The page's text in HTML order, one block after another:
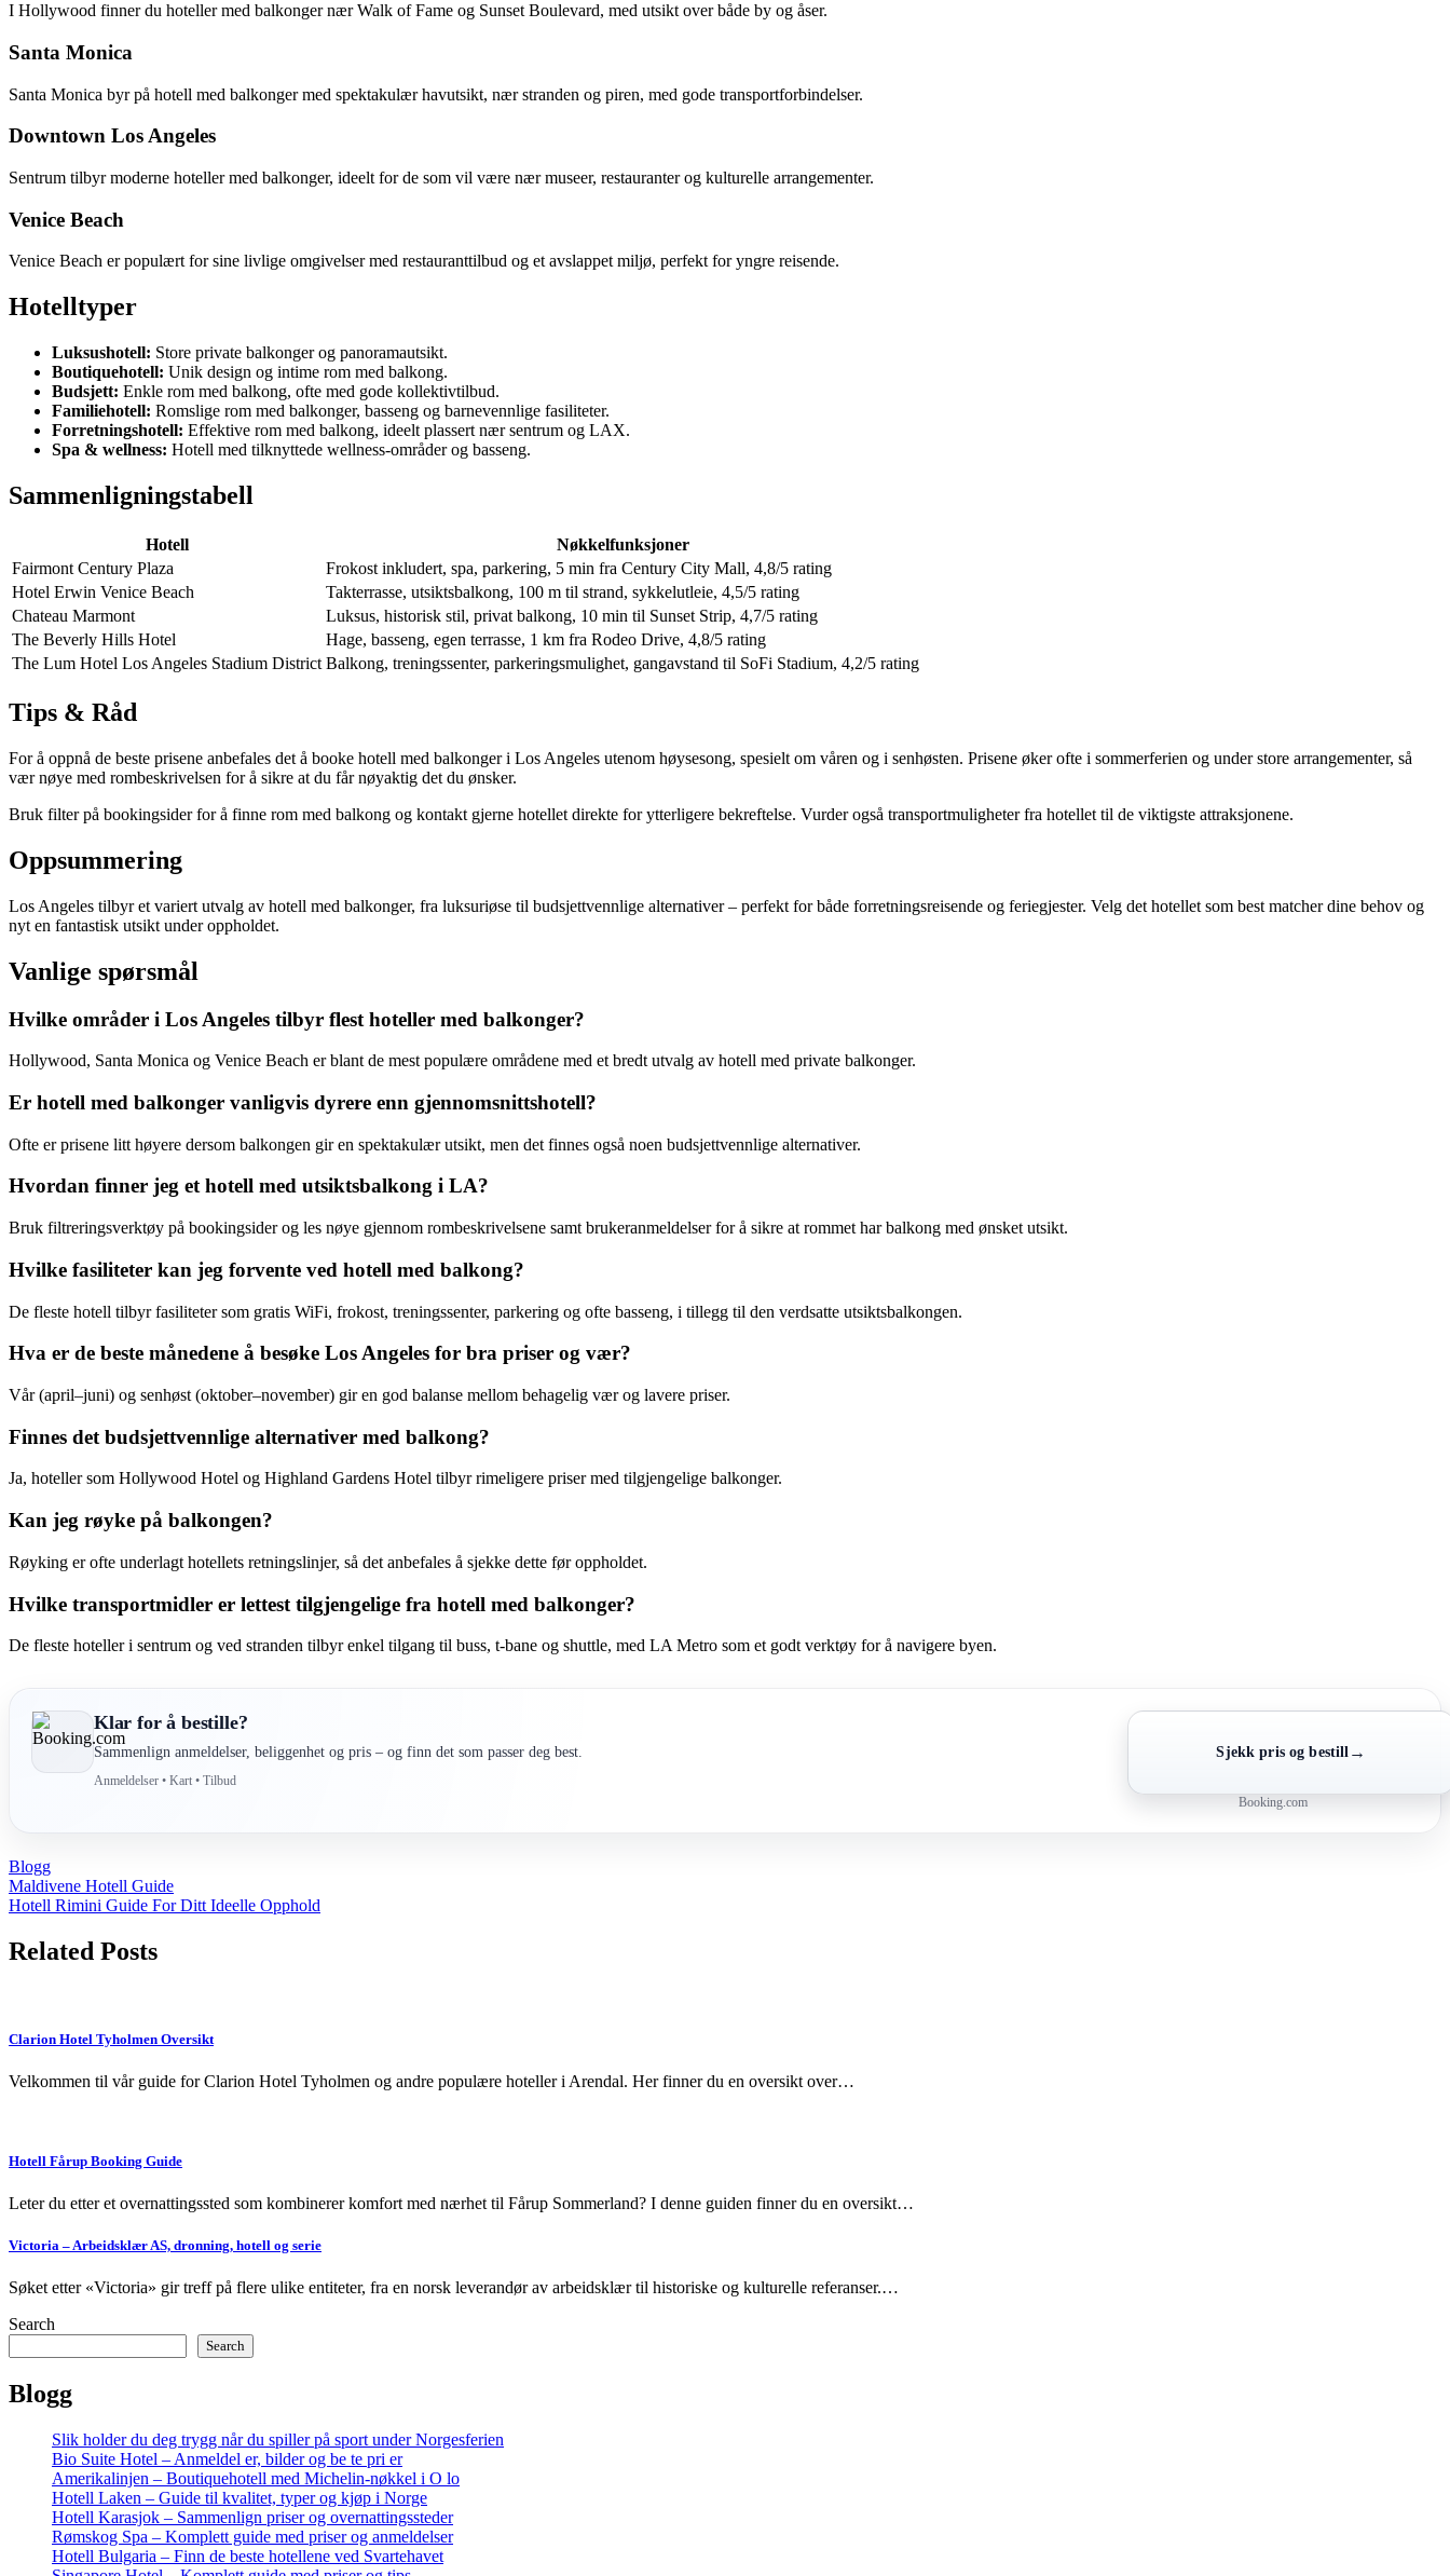
I Hollywood finner du hoteller med balkonger nær Walk of Fame og Sunset Boulevard, med utsikt over både by og åser.
Santa Monica
Santa Monica byr på hotell med balkonger med spektakulær havutsikt, nær stranden og piren, med gode transportforbindelser.
Downtown Los Angeles
Sentrum tilbyr moderne hoteller med balkonger, ideelt for de som vil være nær museer, restauranter og kulturelle arrangementer.
Venice Beach
Venice Beach er populært for sine livlige omgivelser med restauranttilbud og et avslappet miljø, perfekt for yngre reisende.
Hotelltyper
Luksushotell: Store private balkonger og panoramautsikt.
Boutiquehotell: Unik design og intime rom med balkong.
Budsjett: Enkle rom med balkong, ofte med gode kollektivtilbud.
Familiehotell: Romslige rom med balkonger, basseng og barnevennlige fasiliteter.
Forretningshotell: Effektive rom med balkong, ideelt plassert nær sentrum og LAX.
Spa & wellness: Hotell med tilknyttede wellness-områder og basseng.
Sammenligningstabell
Hotell
Nøkkelfunksjoner
Fairmont Century Plaza
Frokost inkludert, spa, parkering, 5 min fra Century City Mall, 4,8/5 rating
Hotel Erwin Venice Beach
Takterrasse, utsiktsbalkong, 100 m til strand, sykkelutleie, 4,5/5 rating
Chateau Marmont
Luksus, historisk stil, privat balkong, 10 min til Sunset Strip, 4,7/5 rating
The Beverly Hills Hotel
Hage, basseng, egen terrasse, 1 km fra Rodeo Drive, 4,8/5 rating
The Lum Hotel Los Angeles Stadium District Balkong, treningssenter, parkeringsmulighet, gangavstand til SoFi Stadium, 4,2/5 rating
Tips & Råd
For å oppnå de beste prisene anbefales det å booke hotell med balkonger i Los Angeles utenom høysesong, spesielt om våren og i senhøsten. Prisene øker ofte i sommerferien og under store arrangementer, så
vær nøye med rombeskrivelsen for å sikre at du får nøyaktig det du ønsker.
Bruk filter på bookingsider for å finne rom med balkong og kontakt gjerne hotellet direkte for ytterligere bekreftelse. Vurder også transportmuligheter fra hotellet til de viktigste attraksjonene.
Oppsummering
Los Angeles tilbyr et variert utvalg av hotell med balkonger, fra luksuriøse til budsjettvennlige alternativer – perfekt for både forretningsreisende og feriegjester. Velg det hotellet som best matcher dine behov og
nyt en fantastisk utsikt under oppholdet.
Vanlige spørsmål
Hvilke områder i Los Angeles tilbyr flest hoteller med balkonger?
Hollywood, Santa Monica og Venice Beach er blant de mest populære områdene med et bredt utvalg av hotell med private balkonger.
Er hotell med balkonger vanligvis dyrere enn gjennomsnittshotell?
Ofte er prisene litt høyere dersom balkongen gir en spektakulær utsikt, men det finnes også noen budsjettvennlige alternativer.
Hvordan finner jeg et hotell med utsiktsbalkong i LA?
Bruk filtreringsverktøy på bookingsider og les nøye gjennom rombeskrivelsene samt brukeranmeldelser for å sikre at rommet har balkong med ønsket utsikt.
Hvilke fasiliteter kan jeg forvente ved hotell med balkong?
De fleste hotell tilbyr fasiliteter som gratis WiFi, frokost, treningssenter, parkering og ofte basseng, i tillegg til den verdsatte utsiktsbalkongen.
Hva er de beste månedene å besøke Los Angeles for bra priser og vær?
Vår (april–juni) og senhøst (oktober–november) gir en god balanse mellom behagelig vær og lavere priser.
Finnes det budsjettvennlige alternativer med balkong?
Ja, hoteller som Hollywood Hotel og Highland Gardens Hotel tilbyr rimeligere priser med tilgjengelige balkonger.
Kan jeg røyke på balkongen?
Røyking er ofte underlagt hotellets retningslinjer, så det anbefales å sjekke dette før oppholdet.
Hvilke transportmidler er lettest tilgjengelige fra hotell med balkonger?
De fleste hoteller i sentrum og ved stranden tilbyr enkel tilgang til buss, t-bane og shuttle, med LA Metro som et godt verktøy for å navigere byen.
Klar for å bestille?
Sammenlign anmeldelser, beliggenhet og pris – og finn det som passer deg best.
Anmeldelser • Kart • Tilbud
Sjekk pris og bestill →
Booking.com
Blogg
Post
navigation
Maldivene Hotell Guide
Hotell Rimini Guide For Ditt Ideelle Opphold
Related Posts
Clarion Hotel Tyholmen Oversikt
Velkommen til vår guide for Clarion Hotel Tyholmen og andre populære hoteller i Arendal. Her finner du en oversikt over…
Hotell Fårup Booking Guide
Leter du etter et overnattingssted som kombinerer komfort med nærhet til Fårup Sommerland? I denne guiden finner du en oversikt…
Victoria – Arbeidsklær AS, dronning, hotell og serie
Søket etter «Victoria» gir treff på flere ulike entiteter, fra en norsk leverandør av arbeidsklær til historiske og kulturelle referanser.…
Search
Search
Blogg
Slik holder du deg trygg når du spiller på sport under Norgesferien
Bio Suite Hotel – Anmeldel er, bilder og be te pri er
Amerikalinjen – Boutiquehotell med Michelin-nøkkel i O lo
Hotell Laken – Guide til kvalitet, typer og kjøp i Norge
Hotell Karasjok – Sammenlign priser og overnattingssteder
Rømskog Spa – Komplett guide med priser og anmeldelser
Hotell Bulgaria – Finn de beste hotellene ved Svartehavet